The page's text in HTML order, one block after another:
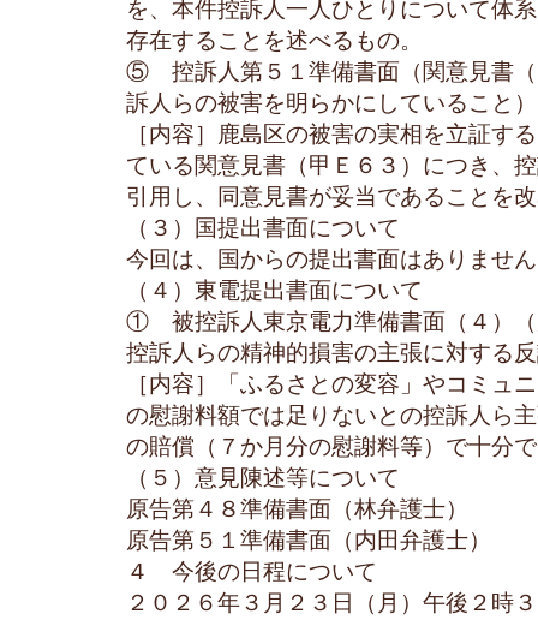
を、本件控訴人一人ひとりについて体
存在することを述べるもの。
⑤ 控訴人第５１準備書面（関意見書（
訴人らの被害を明らかにしていること）
［内容］鹿島区の被害の実相を立証す
ている関意見書（甲Ｅ６３）につき、
引用し、同意見書が妥当であることを
（３）国提出書面について
今回は、国からの提出書面はありませ
（４）東電提出書面について
① 被控訴人東京電力準備書面（４）（
控訴人らの精神的損害の主張に対する
［内容］「ふるさとの変容」やコミュ
の慰謝料額では足りないとの控訴人ら
の賠償（７か月分の慰謝料等）で十分
（５）意見陳述等について
原告第４８準備書面（林弁護士）
原告第５１準備書面（内田弁護士）
４ 今後の日程について
２０２６年３月２３日（月）午後２時